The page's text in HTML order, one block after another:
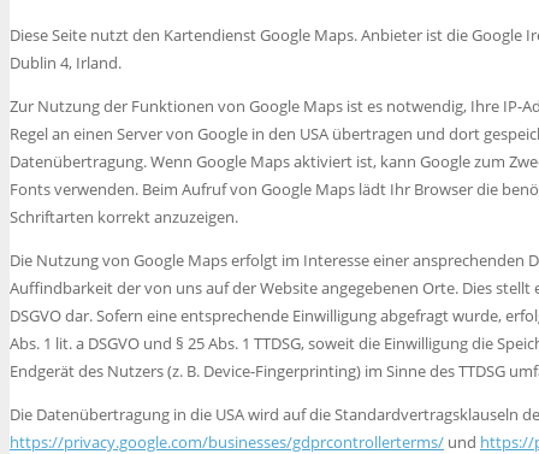
Diese Seite nutzt den Kartendienst Google Maps. Anbieter ist die Google
Dublin 4, Irland.
Zur Nutzung der Funktionen von Google Maps ist es notwendig, Ihre IP-
Regel an einen Server von Google in den USA übertragen und dort
Datenübertragung. Wenn Google Maps aktiviert ist, kann Google zum
Fonts verwenden. Beim Aufruf von Google Maps lädt Ihr Browser die
Schriftarten korrekt anzuzeigen.
Die Nutzung von Google Maps erfolgt im Interesse einer
Auffindbarkeit der von uns auf der Website angegebenen Orte. Dies stellt
DSGVO dar. Sofern eine entsprechende Einwilligung abgefragt wurde,
Abs. 1 lit. a DSGVO und § 25 Abs. 1 TTDSG, soweit die Einwilligung die
Endgerät des Nutzers (z. B. Device-Fingerprinting) im Sinne des TTDSG
Die Datenübertragung in die USA wird auf die Standardvertragsklauseln
https://privacy.google.com/businesses/gdprcontrollerterms/ und https://